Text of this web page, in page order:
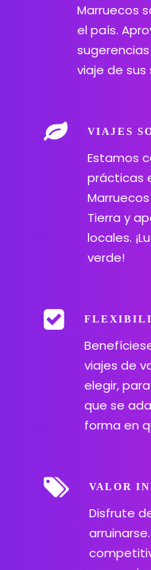
Marruecos
el país.
viaje de sus
VIAJES
Estamos
prácticas
Tierra y
locales.
verde!
viajes de
elegir,
que se
forma en
VALOR
Disfrute